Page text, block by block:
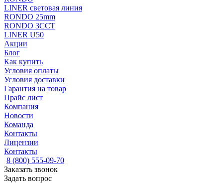
LINER световая линия
RONDO 25mm
RONDO 3CCT
LINER U50
Акции
Блог
Как купить
Условия оплаты
Условия доставки
Гарантия на товар
Прайс лист
Компания
Новости
Команда
Контакты
Лицензии
Контакты
8 (800) 555-09-70
Заказать звонок
Задать вопрос